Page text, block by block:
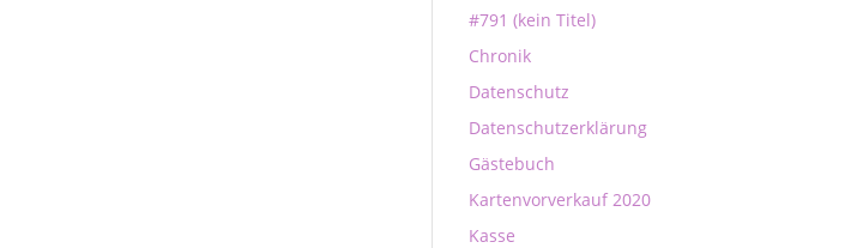
#791 (kein Titel)
Chronik
Datenschutz
Datenschutzerklärung
Gästebuch
Kartenvorverkauf 2020
Kasse